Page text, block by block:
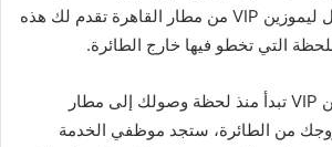
وبالتالي خدمة استقبال ليموزين VIP من مطار القاهرة تقدم لك هذه
التي تخطو فيها خارج الطائرة.
خدمة استقبال ليموزين VIP تبدأ منذ لحظة وصولك إلى مطار
من الطائرة، ستجد موظفي الخدمة